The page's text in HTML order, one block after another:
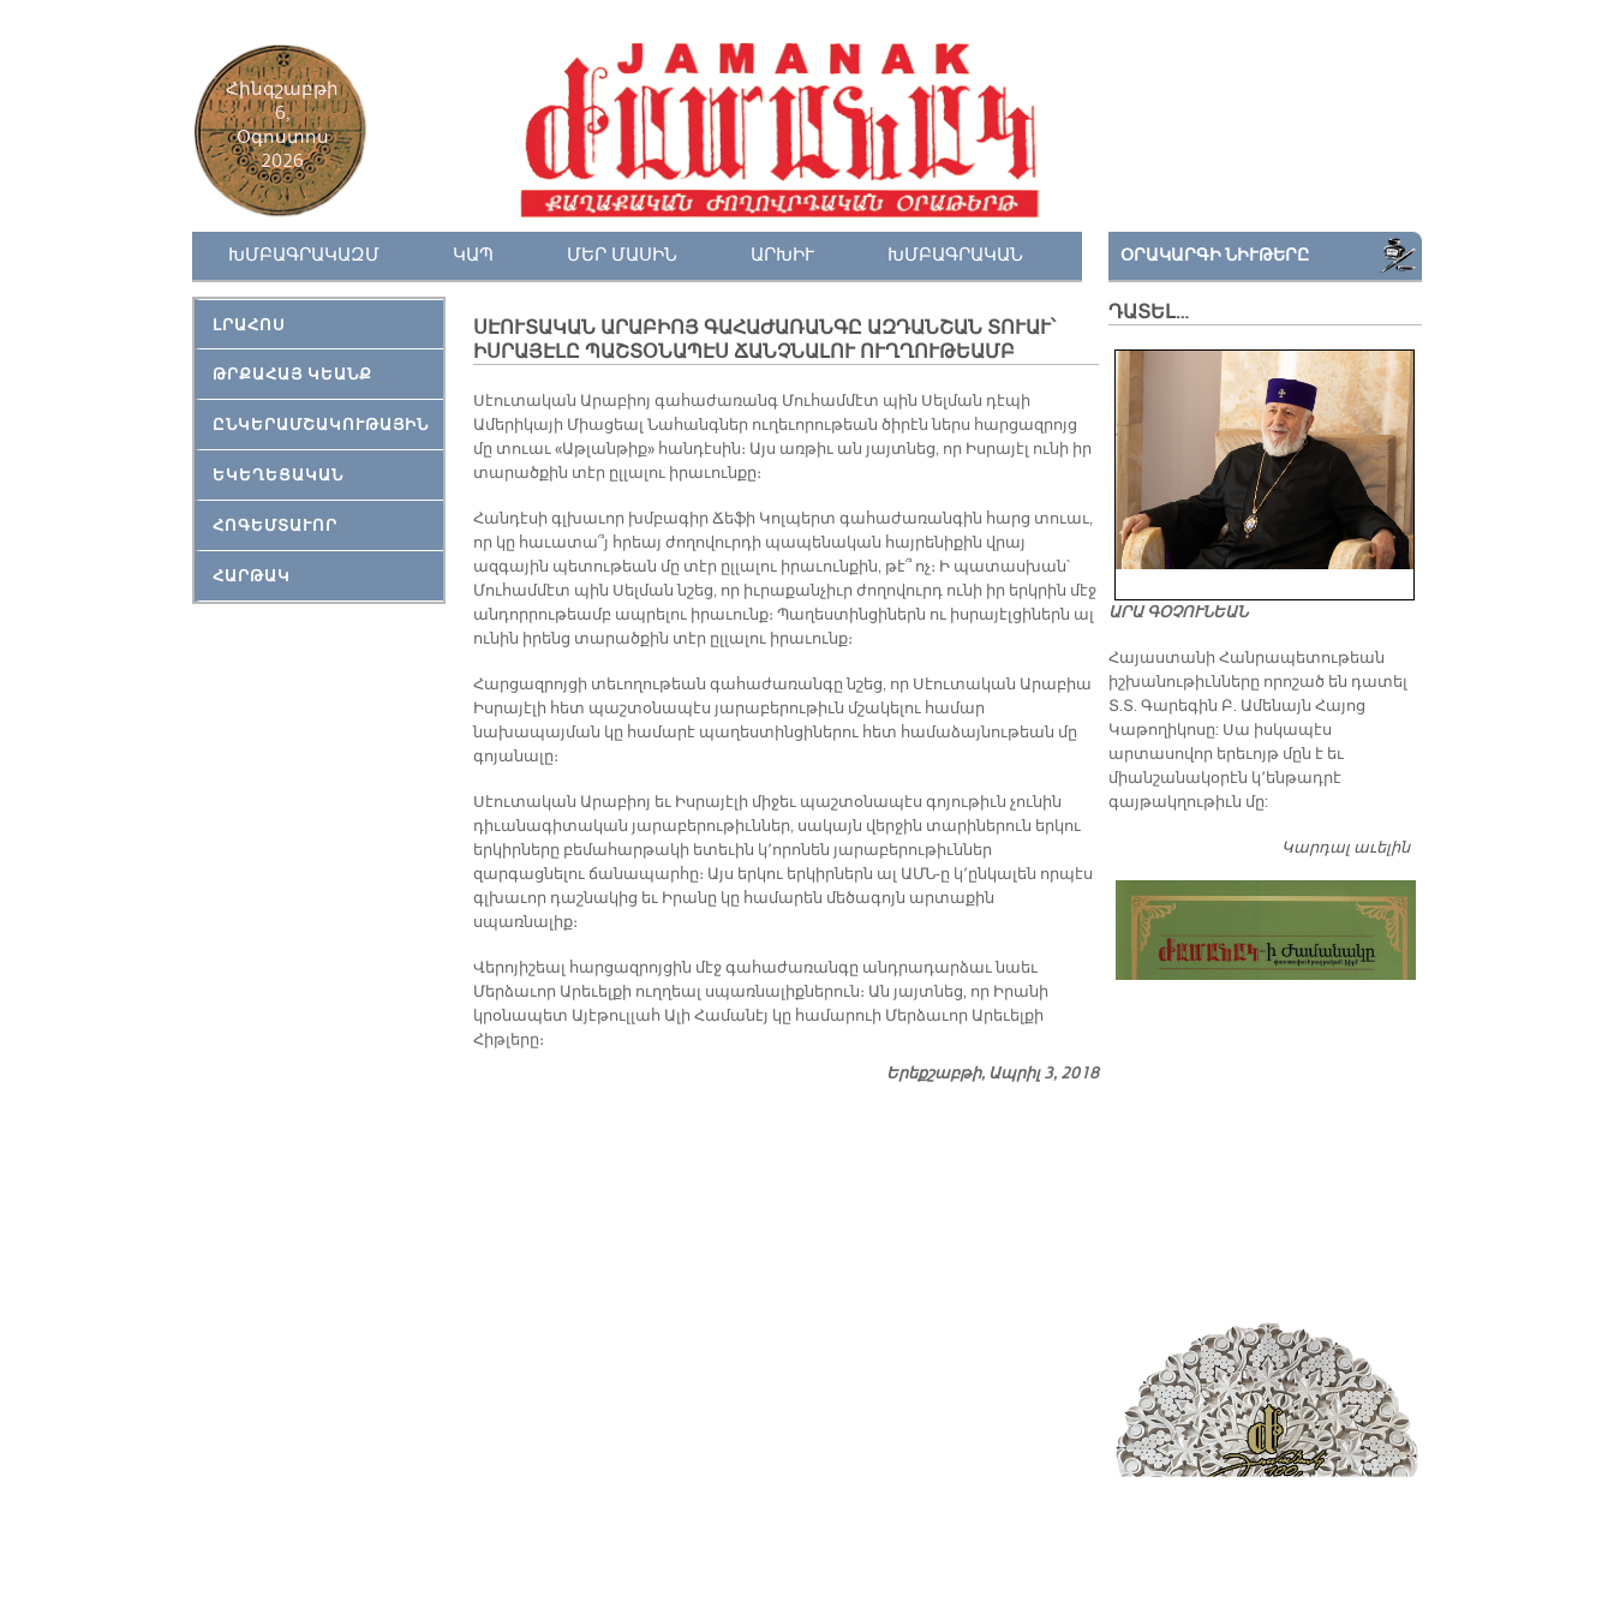
Հինգշաբթի
6,
Օգոստոս
2026
ԽՄԲԱԳՐԱԿԱԶՄ ԿԱՊ ՄԵՐ ՄԱՍԻՆ ԱՐԽԻՒ ԽՄԲԱԳՐԱԿԱՆ
ԼՐԱՀՈՍ
ԹՐՔԱՀԱՅ ԿԵԱՆՔ
ԸՆԿԵՐԱՄՇԱԿՈՒԹԱՅԻՆ
ԵԿԵՂԵՑԱԿԱՆ
ՀՈԳԵՄՏԱՒՈՐ
ՀԱՐԹԱԿ
ՍԷՈՒՏԱԿԱՆ ԱՐԱԲԻՈՅ ԳԱՀԱԺԱՌԱՆԳԸ ԱԶԴԱՆՇԱՆ ՏՈՒԱՒ՝
ԻՍՐԱՅԷԼԸ ՊԱՇՏՕՆԱՊԷՍ ՃԱՆՉՆԱԼՈՒ ՈՒՂՂՈՒԹԵԱՄԲ
Սէուտական Արաբիոյ գահաժառանգ Մուհամմէտ պին Սելման դէպի
Ամերիկայի Միացեալ Նահանգներ ուղեւորութեան ծիրէն ներս հարցազրոյց
մը տուաւ «Աթլանթիք» հանդէսին։ Այս առթիւ ան յայտնեց, որ Իսրայէլ ունի իր
տարածքին տէր ըլլալու իրաւունքը։
Հանդէսի գլխաւոր խմբագիր Ճեֆի Կոլպերտ գահաժառանգին հարց տուաւ,
որ կը հաւատա՞յ հրեայ ժողովուրդի պապենական հայրենիքին վրայ
ազգային պետութեան մը տէր ըլլալու իրաւունքին, թէ՞ ոչ։ Ի պատասխան՝
Մուհամմէտ պին Սելման նշեց, որ իւրաքանչիւր ժողովուրդ ունի իր երկրին մէջ
անդորրութեամբ ապրելու իրաւունք։ Պաղեստինցիներն ու իսրայէլցիներն ալ
ունին իրենց տարածքին տէր ըլլալու իրաւունք։
Հարցազրոյցի տեւողութեան գահաժառանգը նշեց, որ Սէուտական Արաբիա
Իսրայէլի հետ պաշտօնապէս յարաբերութիւն մշակելու համար
նախապայման կը համարէ պաղեստինցիներու հետ համաձայնութեան մը
գոյանալը։
Սէուտական Արաբիոյ եւ Իսրայէլի միջեւ պաշտօնապէս գոյութիւն չունին
դիւանագիտական յարաբերութիւններ, սակայն վերջին տարիներուն երկու
երկիրները բեմահարթակի ետեւին կ՚որոնեն յարաբերութիւններ
զարգացնելու ճանապարհը։ Այս երկու երկիրներն ալ ԱՄՆ-ը կ՚ընկալեն որպէս
գլխաւոր դաշնակից եւ Իրանը կը համարեն մեծագոյն արտաքին
սպառնալիք։
Վերոյիշեալ հարցազրոյցին մէջ գահաժառանգը անդրադարձաւ նաեւ
Մերձաւոր Արեւելքի ուղղեալ սպառնալիքներուն։ Ան յայտնեց, որ Իրանի
կրօնապետ Այէթուլլահ Ալի Համանէյ կը համարուի Մերձաւոր Արեւելքի
Հիթլերը։
Երեքշաբթի, Ապրիլ 3, 2018
ՕՐԱԿԱՐԳԻ ՆԻՒԹԵՐԸ
ԴԱՏԵԼ…
ԱՐԱ ԳՕՉՈՒՆԵԱՆ
​Հայաստանի Հանրապետութեան
իշխանութիւնները որոշած են դատել
Տ.Տ. Գարեգին Բ. Ամենայն Հայոց
Կաթողիկոսը: Սա իսկապէս
արտասովոր երեւոյթ մըն է եւ
միանշանակօրէն կ՚ենթադրէ
գայթակղութիւն մը:
Կարդալ աւելինԴատել…